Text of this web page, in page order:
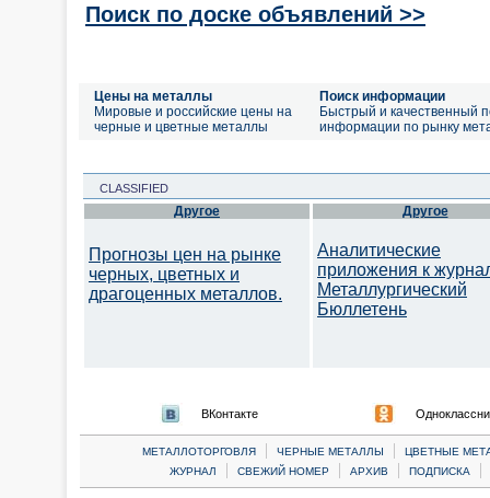
Поиск по доске объявлений >>
Цены на металлы
Мировые и российские цены на
черные и цветные металлы
Поиск информации
Быстрый и качественный
информации по рынку
CLASSIFIED
Другое
Прогнозы цен на рынке
черных, цветных и
драгоценных металлов.
Другое
Аналитические
приложения к
Металлургический
Бюллетень
ВКонтакте
МЕТАЛЛОТОРГОВЛЯ | ЧЕРНЫЕ МЕТАЛЛЫ |
ЦВЕТНЫЕ
ЖУРНАЛ
| СВЕЖИЙ НОМЕР | АРХИВ | ПОДПИСКА |